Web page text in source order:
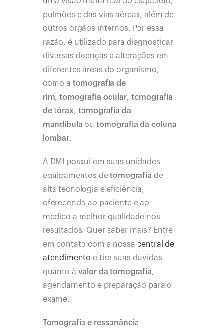
pulmões e das vias aéreas, além de
outros órgãos internos. Por essa
razão, é utilizado para diagnosticar
diversas doenças e alterações em
diferentes áreas do organismo,
como atomografia de
rim,tomografia ocular,tomografia
de tórax,tomografia da
mandíbula outomografia da coluna
lombar.
A DMI possui em suas unidades
equipamentos detomografiade
alta tecnologia e eficiência,
oferecendo ao paciente e ao
médico a melhor qualidade nos
resultados. Quer saber mais? Entre
em contato com a nossacentral de
atendimento e tire suas dúvidas
quanto àvalor da tomografia,
agendamento e preparação para o
exame.
Tomografia e ressonância